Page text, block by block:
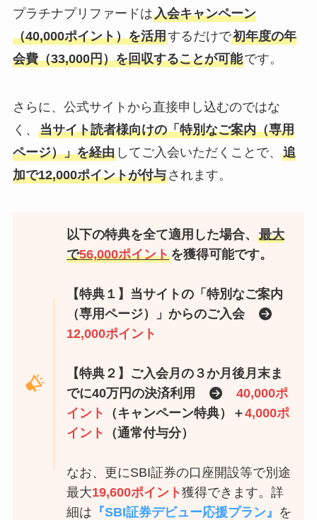
プラチナプリファードは入会キャンペーン
（40,000ポイント）を活用するだけで初年度の年
会費（33,000円）を回収することが可能です。
さらに、公式サイトから直接申し込むのではな
く、 当サイト読者様向けの「特別なご案内（専用
ページ）」を経由してご入会いただくことで、 追
加で12,000ポイントが付与されます。
以下の特典を全て適用した場合、最大
で56,000ポイントを獲得可能です。
【特典１】当サイトの「特別なご案内
（専用ページ）」からのご入会
12,000ポイント
【特典２】 ご入会月の３か月後月末ま
でに40万円の決済利用
40,000ポ
イント
（キャンペーン特典）＋4,000ポ
イント
（通常付与分）
なお、更にSBI証券の口座開設等で別途
最大19,600ポイント獲得できます。詳
細は 『SBI証券デビュー応援プラン』 を